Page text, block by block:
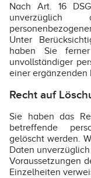
Nach Art. 16
unverzüglich
Unter
haben Sie
unvollständiger
einer ergänzenden
Recht auf
Sie haben das
betreffende
gelöscht werden.
Daten
Voraussetzungen
Einzelheiten